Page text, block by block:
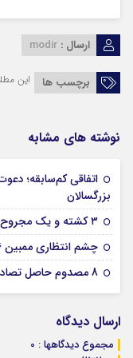
ارسال : modir
برچسب ها این
نوشته های مشابه
بزرگسالان
۳ کشته و یک مجروح وخیم حاصل تصادف شبانه در ایذه
چشم انتظاری ممبین 2026 | عکاس: وحید اورکی
8 مصدوم حاصل تصادف در جاده سوسن
ارسال دیدگاه
مجموع دیدگاهها : 0